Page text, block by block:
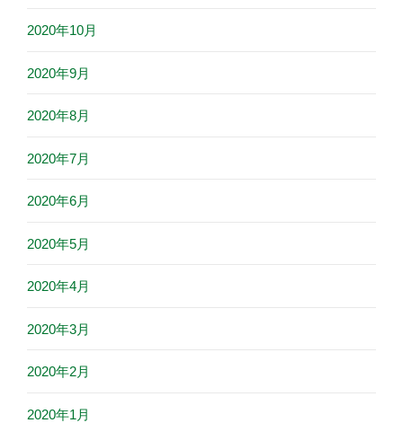
2020年10月
2020年9月
2020年8月
2020年7月
2020年6月
2020年5月
2020年4月
2020年3月
2020年2月
2020年1月